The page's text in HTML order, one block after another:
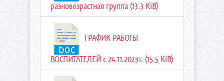
разновозрастная группа (13.3 KiB)
ГРАФИК РАБОТЫ
ВОСПИТАТЕЛЕЙ с 24.11.2023г. (15.5 KiB)